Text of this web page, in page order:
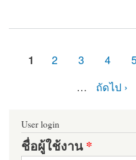
about d7security client
ของคุณยังคงเป็น Drupal
1 2 3 4 5
…
ถัดไป ›
User login
ชื่อผู้ใช้งาน*